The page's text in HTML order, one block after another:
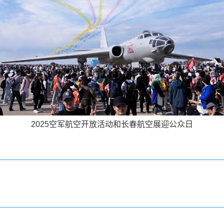
2025空军航空开放活动和长春航空展迎公众日